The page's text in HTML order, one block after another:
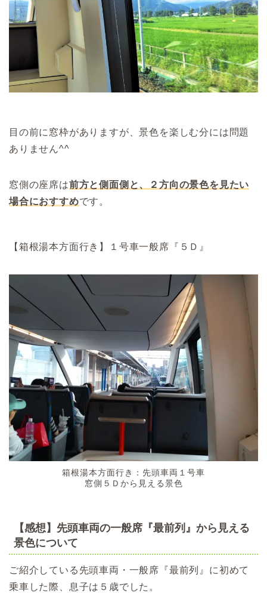
目の前に窓枠がありますが、景色を楽しむ分には問題
ありません^^
窓側の座席は前方と側面側と、２方向の景色を見たい
場合におすすめです。
【箱根湯本方面行き】１号車一般席『５Ｄ』
箱根湯本方面行き：先頭車両１号車
窓側５Ｄから見える景色
【感想】先頭車両の一般席『最前列』から見える
景色について
ご紹介している先頭車両・一般席『最前列』に初めて
乗車した際、息子は５歳でした。